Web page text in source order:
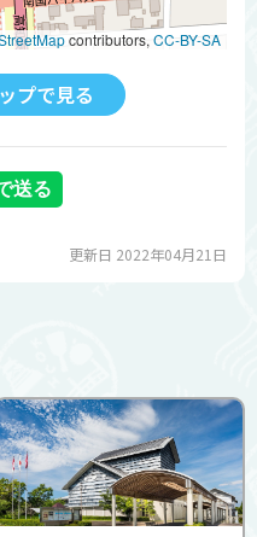
contributors, CC-BY-SA
プで見る
更新日 2022年04月21日